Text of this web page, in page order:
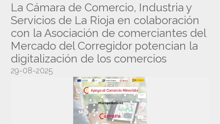
La Cámara de Comercio, Industria y
Servicios de La Rioja en colaboración
con la Asociación de comerciantes del
Mercado del Corregidor potencian la
digitalización de los comercios
29-08-2025